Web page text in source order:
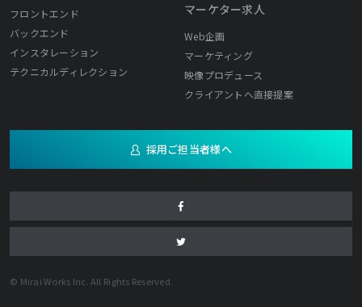
フロントエンド
バックエンド
インスタレーション
テクニカルディレクション
マーケター求人
Web企画
マーケティング
映像プロデュース
クライアントへ直接提案
採用ご担当者様へ
© Mirai Works Inc. All Rights Reserved.